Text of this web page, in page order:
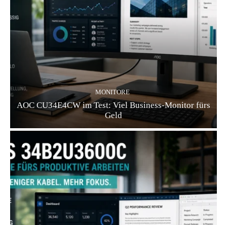
MONITORE
AOC CU34E4CW im Test: Viel Business-Monitor fürs
Geld